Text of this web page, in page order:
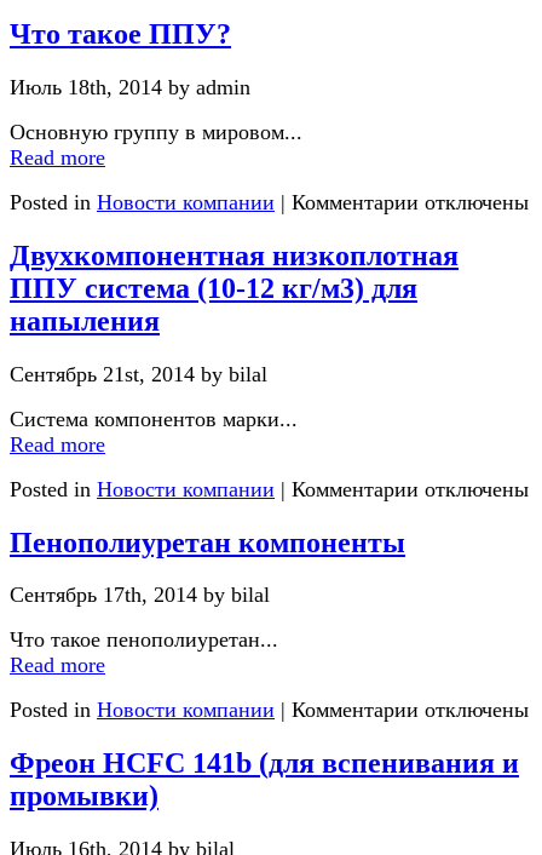
Что такое ППУ?
Июль 18th, 2014 by admin
Основную группу в мировом...
Read more
Posted in Новости компании | Комментарии отключены
Двухкомпонентная низкоплотная
ППУ система (10-12 кг/м3) для
напыления
Сентябрь 21st, 2014 by bilal
Система компонентов марки...
Read more
Posted in Новости компании | Комментарии отключены
Пенополиуретан компоненты
Сентябрь 17th, 2014 by bilal
Что такое пенополиуретан...
Read more
Posted in Новости компании | Комментарии отключены
Фреон HCFC 141b (для вспенивания и
промывки)
Июль 16th, 2014 by bilal